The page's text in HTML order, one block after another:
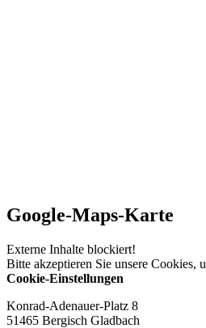
Google-Maps-Karte
Externe Inhalte blockiert!
Bitte akzeptieren Sie unsere Cookies,
Cookie-Einstellungen
Konrad-Adenauer-Platz 8
51465 Bergisch Gladbach